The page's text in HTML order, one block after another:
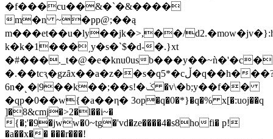
�f���cu��&�`�&����
m�n ~�pp@;��ą
m���et��u�ly��jk�>,��/
k�k�1���͵y�s�`$�d-�.}xt
�#���._t�@�e�knu0us
�.��tcԇ�gzȃx��a�z��s�q5*�cڵ�q��h���?
6n�˻�|9��k��;��s!�ݢ �v\�b;y��f��
�qp�0��w{�a��η� 3op�q�0�*}�q�% x[�:uoj��q
]�8&cmj�>2�l��i~�
{�;'�9�jww�0~tg�'vd�ze����4�s8hofi� p!
�a��x�� ���r���!